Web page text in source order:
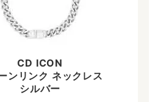
CD ICON
ンリンク ネックレス
シルバー